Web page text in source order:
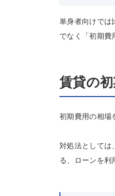
単身者向けでは
でなく「初期費
賃貸の
初期費用の相場
対処法としては
る、ローンを利